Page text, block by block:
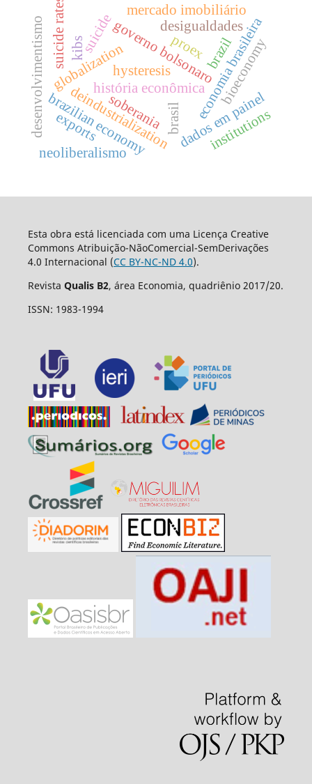
governo bolsonaro
história econômicaeconomia brasileira
deindustrialization
globalization
brazilian economy dados em painel
desenvolvimentismo
neoliberalismo
desigualdades
soberania brasil
mercado imobiliário
bioeconomy
brazil
suicide
suicide rates
hysteresis
exports
proex
institutions
kibs
Esta obra está licenciada com uma Licença Creative
Commons Atribuição-NãoComercial-SemDerivações
4.0 Internacional (CC BY-NC-ND 4.0).
Revista Qualis B2, área Economia, quadriênio 2017/20.
ISSN: 1983-1994